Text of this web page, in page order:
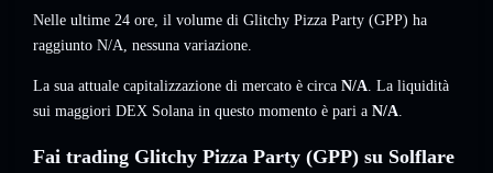
Nelle ultime 24 ore, il volume di Glitchy Pizza Party (GPP) ha
raggiunto N/A, nessuna variazione.
La sua attuale capitalizzazione di mercato è circa N/A. La liquidità
sui maggiori DEX Solana in questo momento è pari a N/A.
Fai trading Glitchy Pizza Party (GPP) su Solflare